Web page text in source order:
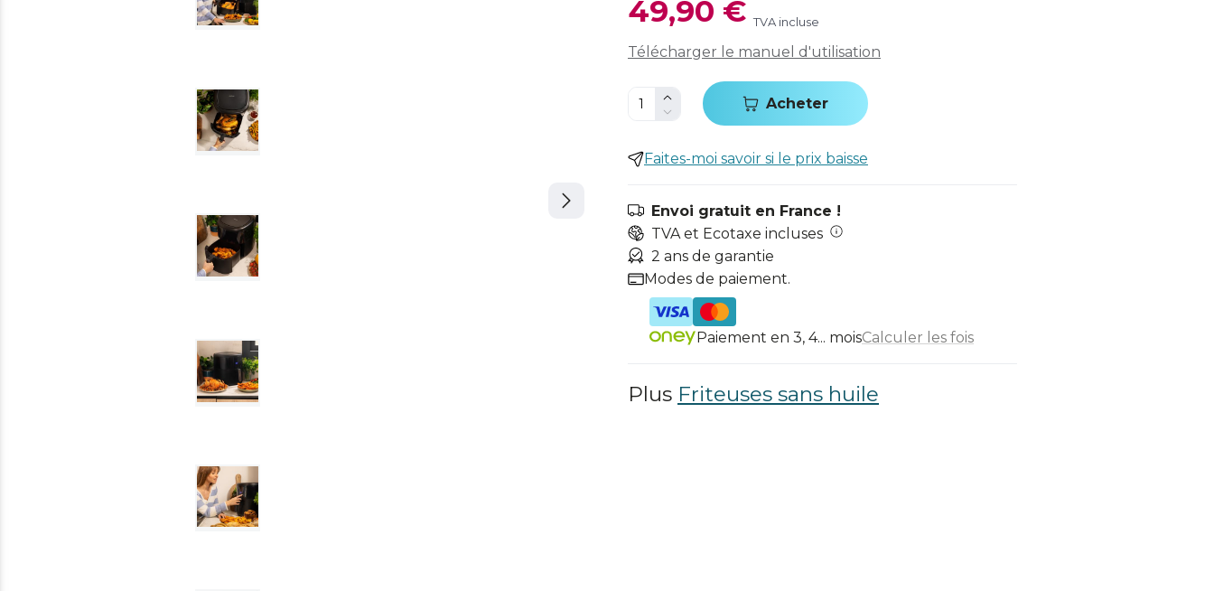
49,90 € TVA incluse
Télécharger le manuel d'utilisation
Acheter
Faites-moi savoir si le prix baisse
Envoi gratuit en France !
TVA et Ecotaxe incluses
2 ans de garantie
Modes de paiement.
Paiement en 3, 4... moisCalculer les fois
Plus Friteuses sans huile